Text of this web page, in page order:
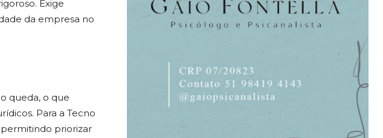
Exige
da empresa no
queda, o que
Para a Tecno
priorizar